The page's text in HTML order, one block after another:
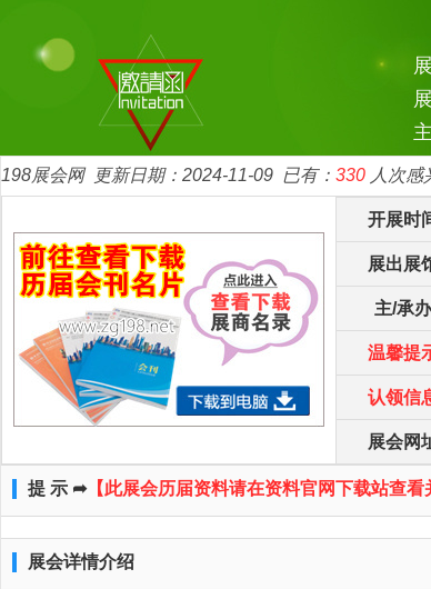
198展会网 更新日期：2024-11-09 已有： 330 人次感
开展时
展出展
主/承办
温馨提
认领信
展会网
提 示 ➦【此展会历届资料请在资料官网下载站查
展会详情介绍